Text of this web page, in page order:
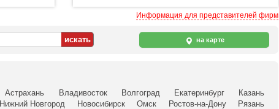
Информация для представителей фирм
на карте
Астрахань Владивосток Волгоград Екатеринбург
Казань
Нижний Новгород Новосибирск Омск Ростов-на-Дону
Рязань